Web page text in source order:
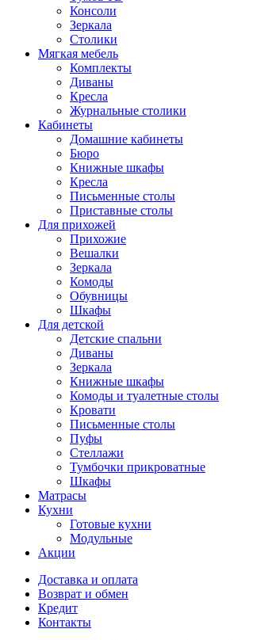
Консоли
Зеркала
Столики
Мягкая мебель
Комплекты
Диваны
Кресла
Журнальные столики
Кабинеты
Домашние кабинеты
Бюро
Книжные шкафы
Кресла
Письменные столы
Приставные столы
Для прихожей
Прихожие
Вешалки
Зеркала
Комоды
Обувницы
Шкафы
Для детской
Детские спальни
Диваны
Зеркала
Книжные шкафы
Комоды и туалетные столы
Кровати
Письменные столы
Пуфы
Стеллажи
Тумбочки прикроватные
Шкафы
Матрасы
Кухни
Готовые кухни
Модульные
Акции
Доставка и оплата
Возврат и обмен
Кредит
Контакты